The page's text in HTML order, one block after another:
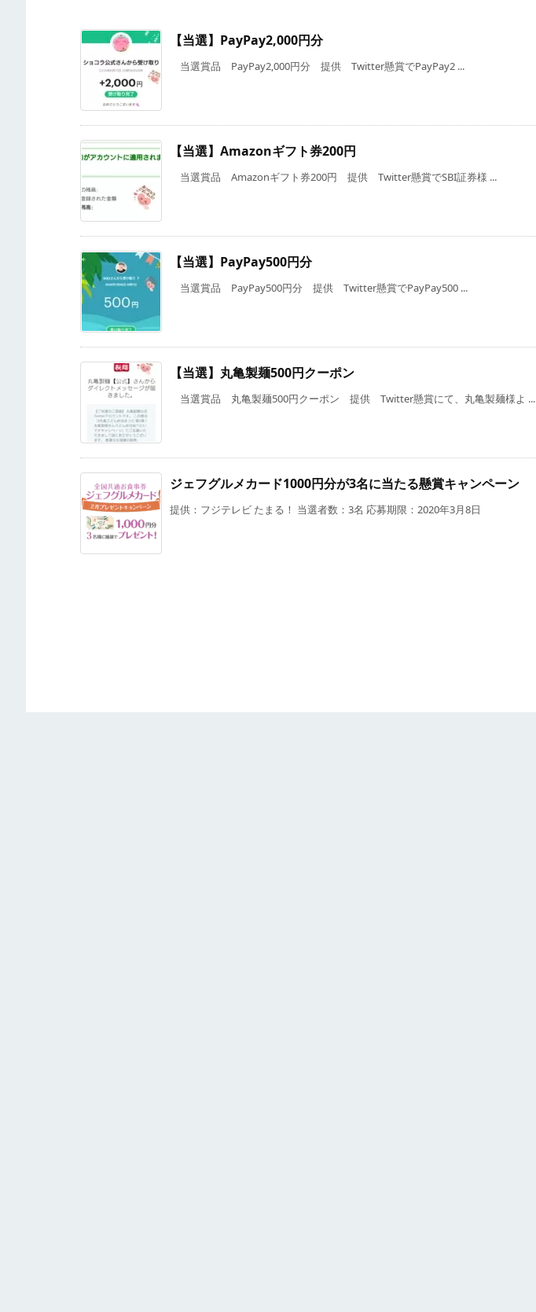
【当選】PayPay2,000円分
当選賞品 PayPay2,000円分 提供 Twitter懸賞でPayPay2 ...
【当選】Amazonギフト券200円
当選賞品 Amazonギフト券200円 提供 Twitter懸賞でSBI証券様 ...
【当選】PayPay500円分
当選賞品 PayPay500円分 提供 Twitter懸賞でPayPay500 ...
【当選】丸亀製麺500円クーポン
当選賞品 丸亀製麺500円クーポン 提供 Twitter懸賞にて、丸亀製麺様よ ...
ジェフグルメカード1000円分が3名に当たる懸賞キャンペーン
提供：フジテレビ たまる！ 当選者数：3名 応募期限：2020年3月8日